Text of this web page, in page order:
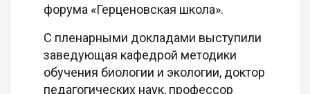
форума «Герценовская школа».
С пленарными докладами выступили
заведующая кафедрой методики
обучения биологии и экологии, доктор
педагогических наук, профессор